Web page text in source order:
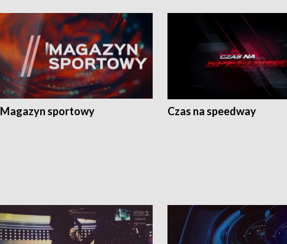
Magazyn sportowy Czas na speedway